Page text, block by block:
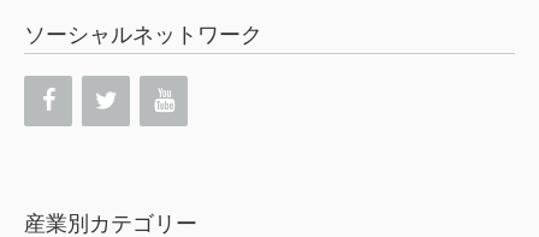
ソーシャルネットワーク
産業別カテゴリー